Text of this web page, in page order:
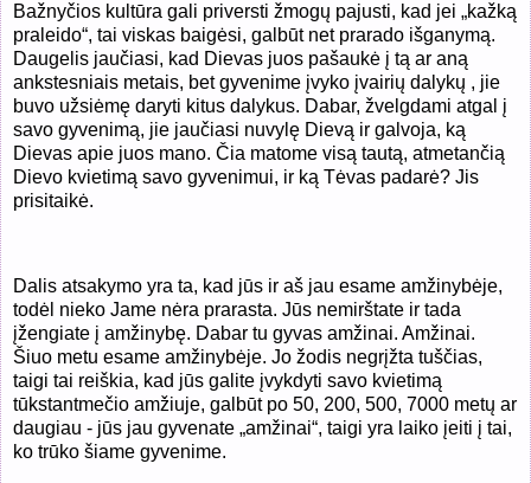
Bažnyčios kultūra gali priversti žmogų pajusti, kad jei „kažką
praleido“, tai viskas baigėsi, galbūt net prarado išganymą.
Daugelis jaučiasi, kad Dievas juos pašaukė į tą ar aną
ankstesniais metais, bet gyvenime įvyko įvairių dalykų , jie
buvo užsiėmę daryti kitus dalykus. Dabar, žvelgdami atgal į
savo gyvenimą, jie jaučiasi nuvylę Dievą ir galvoja, ką
Dievas apie juos mano. Čia matome visą tautą, atmetančią
Dievo kvietimą savo gyvenimui, ir ką Tėvas padarė? Jis
prisitaikė.
Dalis atsakymo yra ta, kad jūs ir aš jau esame amžinybėje,
todėl nieko Jame nėra prarasta. Jūs nemirštate ir tada
įžengiate į amžinybę. Dabar tu gyvas amžinai. Amžinai.
Šiuo metu esame amžinybėje. Jo žodis negrįžta tuščias,
taigi tai reiškia, kad jūs galite įvykdyti savo kvietimą
tūkstantmečio amžiuje, galbūt po 50, 200, 500, 7000 metų ar
daugiau - jūs jau gyvenate „amžinai“, taigi yra laiko įeiti į tai,
ko trūko šiame gyvenime.